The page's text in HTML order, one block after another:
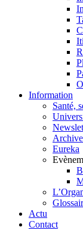
Information
Santé,
Eureka
Actu
Contact